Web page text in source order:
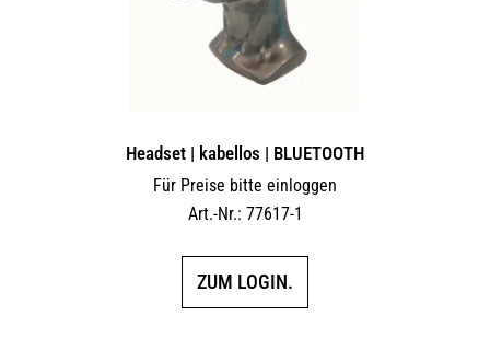
Headset | kabellos | BLUETOOTH
Für Preise bitte einloggen
Art.-Nr.: 77617-1
ZUM LOGIN.